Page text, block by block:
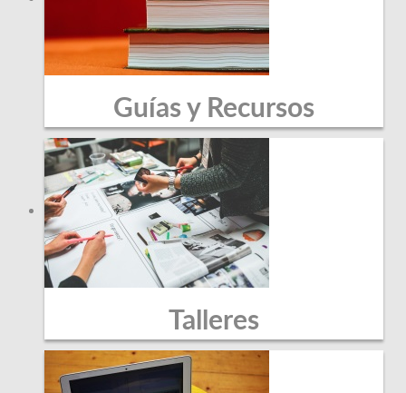
Guías y Recursos
Talleres